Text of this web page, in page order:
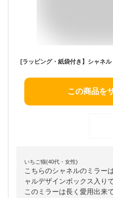
この商品を
いちご猫(40代・女性)
こちらのシャネルのミラー
ャルデザインボックス入り
このミラーは長く愛用出来